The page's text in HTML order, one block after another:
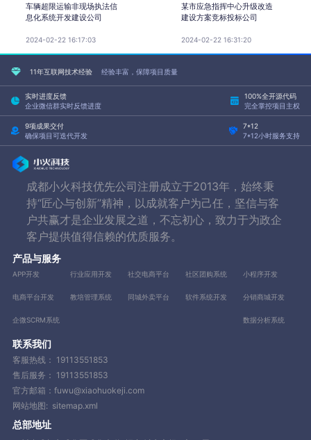
车辆超限运输非现场执法信
息化系统开发建设公司
2024-02-22 16:17:03
某市应急指挥中心升级改造
建设方案竞标投标公司
2024-02-22 16:31:20
11年互联网技术经验 经验丰富，保障项目质量
实时进度反馈
企业微信群实时反馈进度
100%全开源代码
完全掌控项目主权
9项成果交付
确保项目可迭代开发
7*12
7*12小时服务支持
成都小火科技优先公司注册成立于2013年，始终秉
持“匠心与创新”精神，以成就客户为己任，坚信与客
户共赢才是企业发展之道，不忘初心，致力于为政企
客户提供值得信赖的优质服务。
产品与服务
APP开发 行业应用开发 社交电商平台 社区团购系统 小程序开发
电商平台开发 教培管理系统 同城外卖平台 软件系统开发 分销商城开发
企微SCRM系统 数据分析系统
联系我们
客服热线： 19113551853
售后服务： 19113551853
官方邮箱：fuwu@xiaohuokeji.com
网站地图: sitemap.xml
总部地址